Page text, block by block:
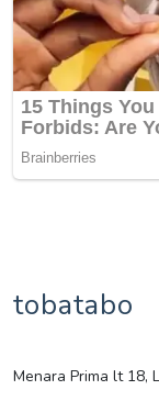
tobatabo
Menara Prima lt 18,